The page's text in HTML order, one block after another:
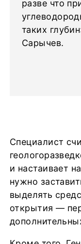
разве что
таких
Сарычев.
Специалист
и настаивает
нужно
выделять
открытия —